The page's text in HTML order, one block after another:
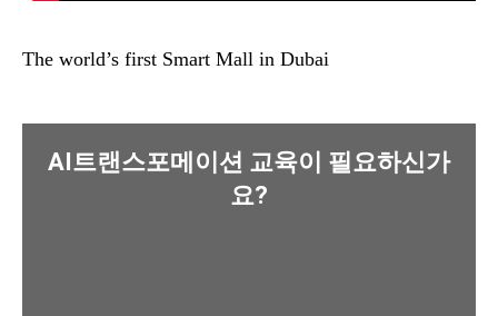
The world’s first Smart Mall in Dubai
AI트랜스포메이션 교육이 필요하신가
요?